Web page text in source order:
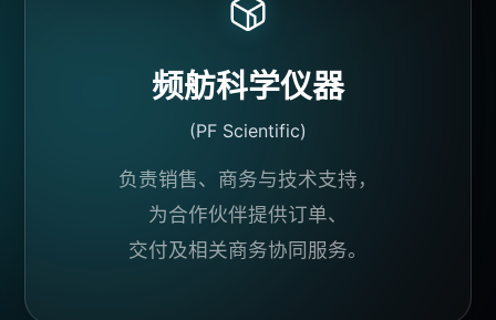
频舫科学仪器
(PF Scientific)
负责销售、商务与技术支持，
为合作伙伴提供订单、
交付及相关商务协同服务。